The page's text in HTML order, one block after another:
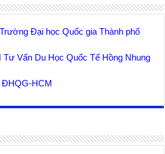
Đại học Quốc gia Thành phố
Vấn Du Học Quốc Tế Hồng Nhung
ĐHQG-HCM